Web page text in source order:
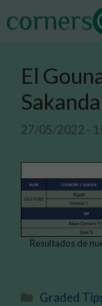
al
El
27/05/2022 -
Resultados de
Categorías
Graded